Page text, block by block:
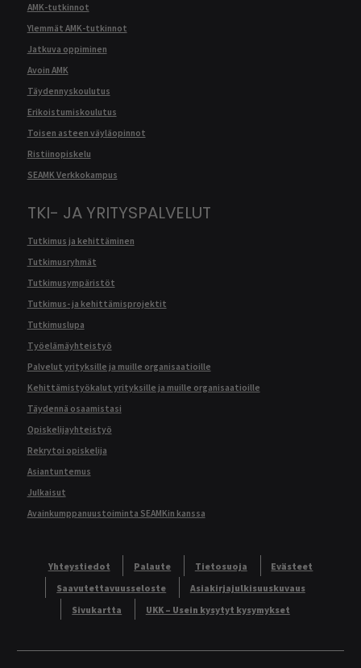
AMK-tutkinnot
Ylemmät AMK-tutkinnot
Jatkuva oppiminen
Avoin AMK
Täydennyskoulutus
Erikoistumiskoulutus
Toisen asteen väyläopinnot
Ristiinopiskelu
SEAMK Verkkokampus
TKI- JA YRITYSPALVELUT
Tutkimus ja kehittäminen
Tutkimusryhmät
Tutkimusympäristöt
Tutkimus- ja kehittämisprojektit
Tutkimuslupa
Työelämäyhteistyö
Palvelut yrityksille ja muille organisaatioille
Kehittämistyökalut yrityksille ja muille organisaatioille
Täydennä osaamistasi
Opiskelijayhteistyö
Rekrytoi opiskelija
Asiantuntemus
Julkaisut
Avainkumppanuustoiminta SEAMKin kanssa
Yhteystiedot Palaute Tietosuoja
Evästeet
Saavutettavuusseloste
Asiakirjajulkisuuskuvaus
Sivukartta
UKK – Usein kysytyt kysymykset